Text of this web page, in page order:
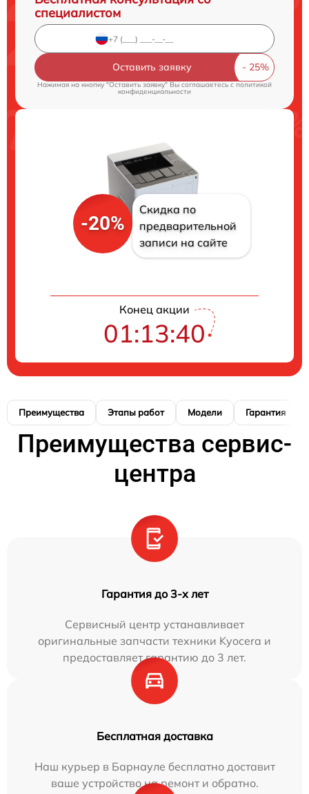
специалистом
Оставить заявку
Нажимая на кнопку "Оставить заявку" Вы соглашаетесь cполитикой
конфиденциальности
-20%
Скидка по
предварительной
записи на сайте
Конец акции
01:13:39
Преимущества Этапы работ Модели Гарантия
Преимущества сервис-
центра
Гарантия до 3-х лет
Сервисный центр устанавливает
оригинальные запчасти техники Kyocera и
предоставляет гарантию до 3 лет.
Бесплатная доставка
Наш курьер в Барнауле бесплатно доставит
ваше устройство на ремонт и обратно.